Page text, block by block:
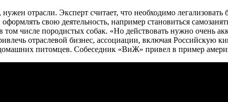
отрасли. Эксперт считает, что необходимо
свою деятельность, например становиться
числе породистых собак. «Но действовать нужно очень
отраслевой бизнес, ассоциации, включая
питомцев. Собеседник «ВиЖ» привел в пример